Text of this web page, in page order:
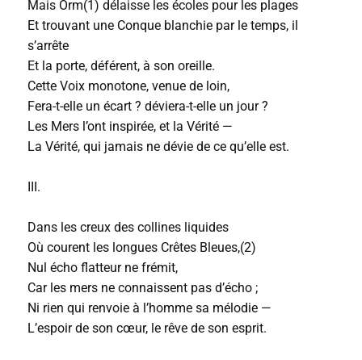
Mais Orm(1) délaisse les écoles pour les plages
Et trouvant une Conque blanchie par le temps, il
s’arrête
Et la porte, déférent, à son oreille.
Cette Voix monotone, venue de loin,
Fera-t-elle un écart ? déviera-t-elle un jour ?
Les Mers l’ont inspirée, et la Vérité —
La Vérité, qui jamais ne dévie de ce qu’elle est.
III.
Dans les creux des collines liquides
Où courent les longues Crêtes Bleues,(2)
Nul écho flatteur ne frémit,
Car les mers ne connaissent pas d’écho ;
Ni rien qui renvoie à l’homme sa mélodie —
L’espoir de son cœur, le rêve de son esprit.